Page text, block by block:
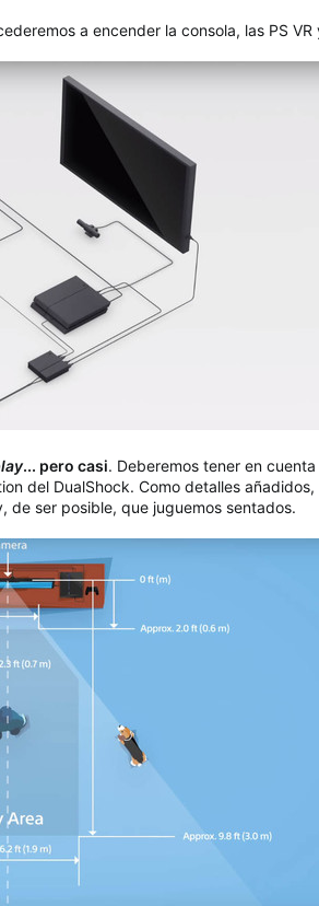
a encender la consola, las PS VR
... pero casi. Deberemos tener en
del DualShock. Como detalles añadidos,
de ser posible, que juguemos sentados.